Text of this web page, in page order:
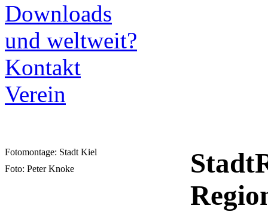
Downloads
und weltweit?
Kontakt
Verein
Fotomontage: Stadt Kiel
Foto: Peter Knoke